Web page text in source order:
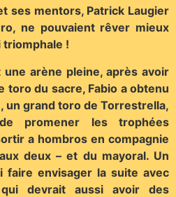
ses mentors, Patrick Laugier
ne pouvaient rêver mieux
triomphale !
une arène pleine, après avoir
toro du sacre, Fabio a obtenu
un grand toro de Torrestrella,
promener les trophées
a hombros en compagnie
deux – et du mayoral. Un
faire envisager la suite avec
devrait aussi avoir des